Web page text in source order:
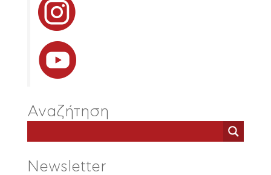
Αναζήτηση
Newsletter